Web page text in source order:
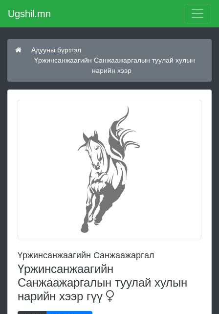
Ugshil.mn
Адууны бүртгэл
Үржинсанжаагийн Санжаажаргалын туулай хулын
нарийн хээр
Үржинсанжаагийн Санжаажаргал
Үржинсанжаагийн
Санжаажаргалын туулай хулын
нарийн хээр гүү